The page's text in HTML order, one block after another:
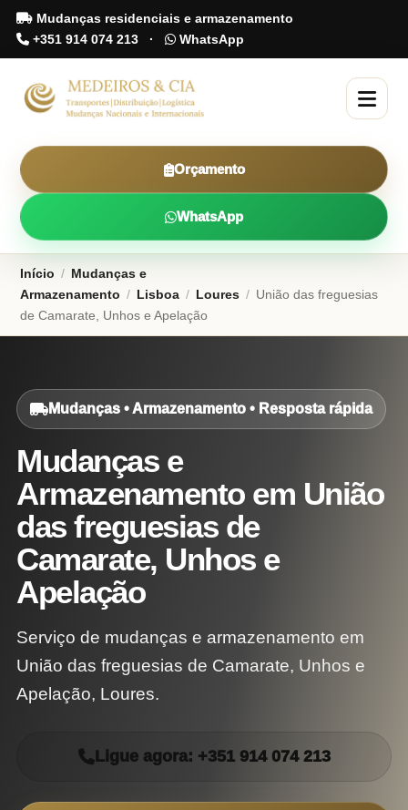
Mudanças residenciais e armazenamento
+351 914 074 213 · WhatsApp
Orçamento
WhatsApp
Início / Mudanças e
Armazenamento / Lisboa / Loures / União das freguesias
de Camarate, Unhos e Apelação
Mudanças • Armazenamento • Resposta rápida
Mudanças e
Armazenamento em União
das freguesias de
Camarate, Unhos e
Apelação
Serviço de mudanças e armazenamento em
União das freguesias de Camarate, Unhos e
Apelação, Loures.
Ligue agora: +351 914 074 213